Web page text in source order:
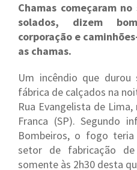
Chamas começaram
solados, dizem
corporação e
as chamas.
Um incêndio que durou
fábrica de calçados na
Rua Evangelista de
Franca (SP). Segundo
Bombeiros, o fogo
setor de fabricação
somente às 2h30 desta